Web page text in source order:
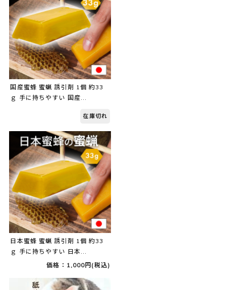
国産蜜蜂 蜜蝋 誘引剤 1個 約33
ｇ 手に持ちやすい 国産...
在庫切れ
日本蜜蜂 蜜蝋 誘引剤 1個 約33
ｇ 手に持ちやすい 日本...
価格：1,000円(税込)